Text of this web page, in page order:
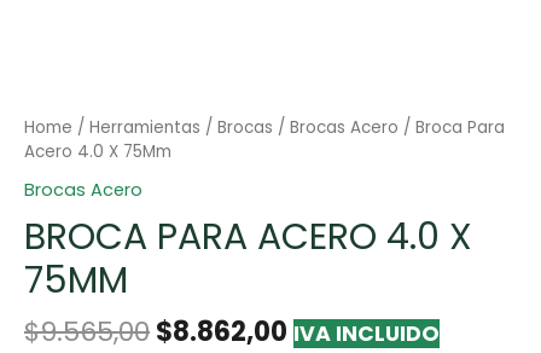
Home / Herramientas / Brocas / Brocas Acero / Broca Para
Acero 4.0 X 75Mm
Brocas Acero
BROCA PARA ACERO 4.0 X
75MM
$9.565,00$8.862,00 IVA INCLUIDO